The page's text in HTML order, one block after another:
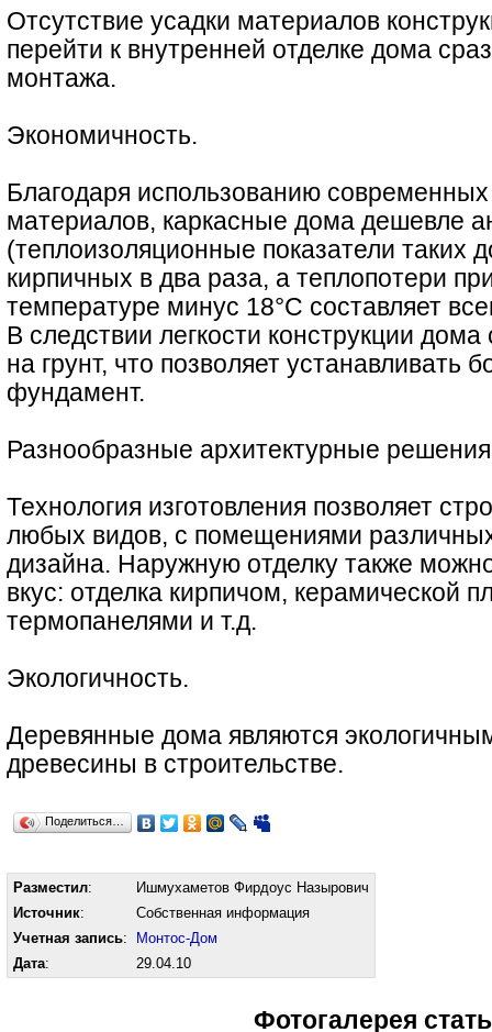
Отсутствие усадки материалов
перейти к внутренней отделке дома
монтажа.
Экономичность.
Благодаря использованию
материалов, каркасные дома дешевле
(теплоизоляционные показатели таких
кирпичных в два раза, а теплопотери
температуре минус 18°С составляет
В следствии легкости конструкции дома
на грунт, что позволяет устанавливать
фундамент.
Разнообразные архитектурные
Технология изготовления позволяет
любых видов, с помещениями
дизайна. Наружную отделку также
вкус: отделка кирпичом, керамической
термопанелями и т.д.
Экологичность.
Деревянные дома являются
древесины в строительстве.
Поделиться…
Разместил:
Ишмухаметов Фирдоус Назырович
Источник:
Собственная информация
Учетная запись:
Монтос-Дом
Дата: 29.04.10
Фотогалерея